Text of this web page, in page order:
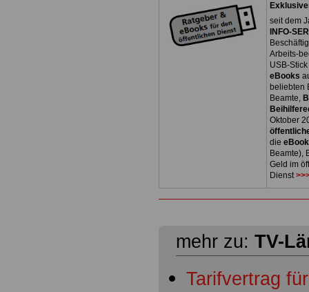
seit dem
INFO-
Arbeits-
USB-
eBooks
beliebten
Beamte,
Oktober
die
Beamte),
Geld im
Dienst
mehr zu: TV-
Tarifvertrag